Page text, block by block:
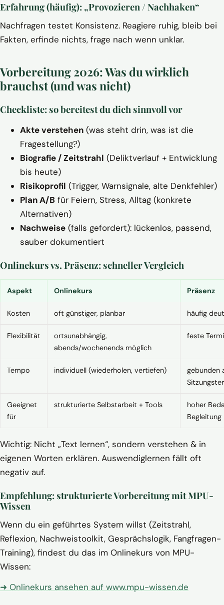
Erfahrung (häufig): „Provozieren / Nachhaken“
Nachfragen testet Konsistenz. Reagiere ruhig, bleib bei
Fakten, erfinde nichts, frage nach wenn unklar.
Vorbereitung 2026: Was du wirklich
brauchst (und was nicht)
Checkliste: so bereitest du dich sinnvoll vor
Akte verstehen (was steht drin, was ist die
Fragestellung?)
Biografie / Zeitstrahl (Deliktverlauf + Entwicklung
bis heute)
Risikoprofil (Trigger, Warnsignale, alte Denkfehler)
Plan A/B für Feiern, Stress, Alltag (konkrete
Alternativen)
Nachweise (falls gefordert): lückenlos, passend,
sauber dokumentiert
Onlinekurs vs. Präsenz: schneller Vergleich
Aspekt Onlinekurs Präsenz
Kosten oft günstiger, planbar häufig
Flexibilität
ortsunabhängig,
abends/wochenends möglich
feste
Tempo individuell (wiederholen, vertiefen)
gebunden
Geeignet
für
strukturierte Selbstarbeit + Tools
hoher
Begleitung
Wichtig: Nicht „Text lernen“, sondern verstehen & in
eigenen Worten erklären. Auswendiglernen fällt oft
negativ auf.
Empfehlung: strukturierte Vorbereitung mit MPU-
Wissen
Wenn du ein geführtes System willst (Zeitstrahl,
Reflexion, Nachweistoolkit, Gesprächslogik, Fangfragen-
Training), findest du das im Onlinekurs von MPU-
Wissen:
➜ Onlinekurs ansehen auf www.mpu-wissen.de